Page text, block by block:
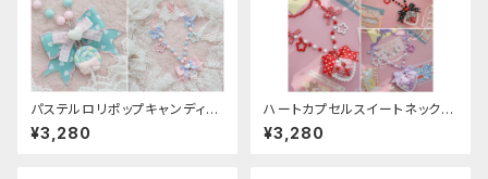
パステルロリポップキャンディネ
ックレス
¥3,280
ハートカプセルスイートネックレ
ス
¥3,280